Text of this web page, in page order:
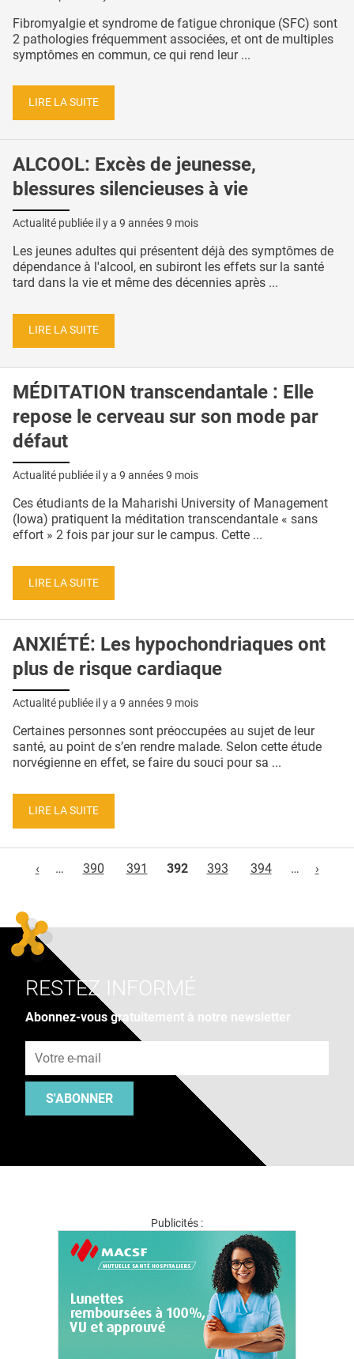
Fibromyalgie et syndrome de fatigue chronique (SFC) sont
2 pathologies fréquemment associées, et ont de multiples
symptômes en commun, ce qui rend leur ...
LIRE LA SUITE
ALCOOL: Excès de jeunesse,
blessures silencieuses à vie
Actualité publiée il y a 9 années 9 mois
Les jeunes adultes qui présentent déjà des symptômes de
dépendance à l'alcool, en subiront les effets sur la santé
tard dans la vie et même des décennies après ...
LIRE LA SUITE
MÉDITATION transcendantale : Elle
repose le cerveau sur son mode par
défaut
Actualité publiée il y a 9 années 9 mois
Ces étudiants de la Maharishi University of Management
(Iowa) pratiquent la méditation transcendantale « sans
effort » 2 fois par jour sur le campus. Cette ...
LIRE LA SUITE
ANXIÉTÉ: Les hypochondriaques ont
plus de risque cardiaque
Actualité publiée il y a 9 années 9 mois
Certaines personnes sont préoccupées au sujet de leur
santé, au point de s’en rendre malade. Selon cette étude
norvégienne en effet, se faire du souci pour sa ...
LIRE LA SUITE
‹
… 390 391 392 393 394 … ›
RESTEZ INFORMÉ
Abonnez-vous gratuitement à notre newsletter
S'ABONNER
Publicités :